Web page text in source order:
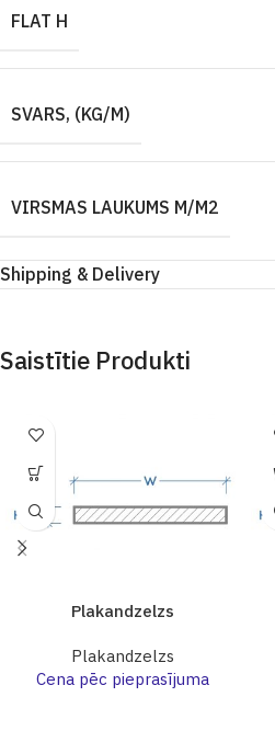
FLAT H
SVARS, (KG/M)
VIRSMAS LAUKUMS M/M2
Shipping & Delivery
Saistītie Produkti
Plakandzelzs
Plakandzelzs
Cena pēc pieprasījuma